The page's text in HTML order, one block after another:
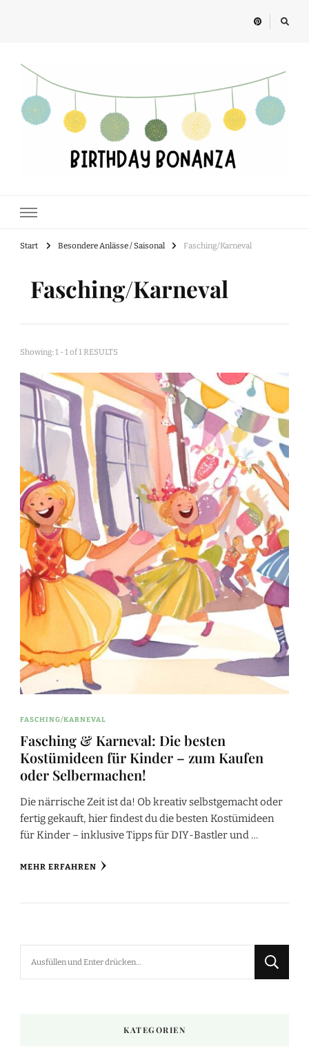
Start Besondere Anlässe / Saisonal Fasching/Karneval
Fasching/Karneval
Showing: 1 - 1 of 1 RESULTS
FASCHING/KARNEVAL
Fasching & Karneval: Die besten
Kostümideen für Kinder – zum Kaufen
oder Selbermachen!
Die närrische Zeit ist da! Ob kreativ selbstgemacht oder
fertig gekauft, hier findest du die besten Kostümideen
für Kinder – inklusive Tipps für DIY-Bastler und …
MEHR ERFAHREN
KATEGORIEN